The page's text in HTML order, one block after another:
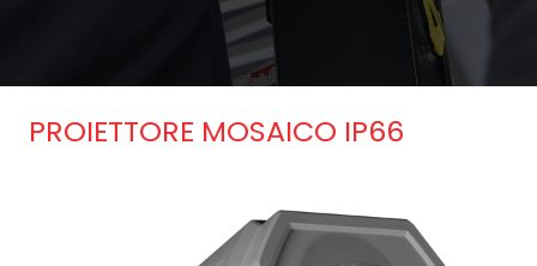
PROIETTORE MOSAICO IP66